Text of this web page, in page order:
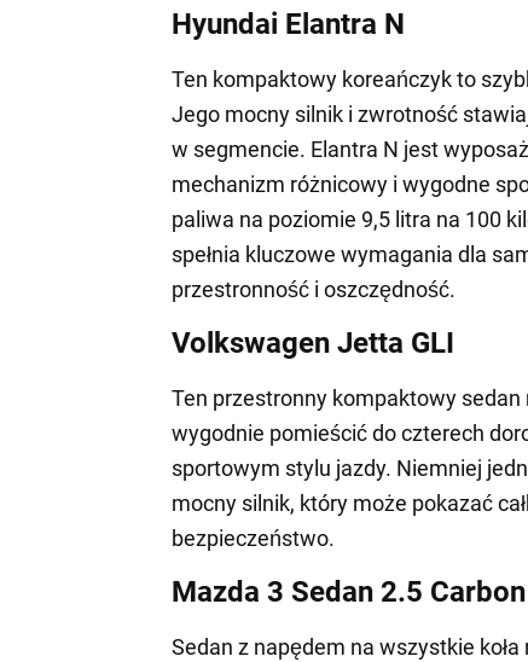
Hyundai Elantra N
Ten kompaktowy koreańczyk to
Jego mocny silnik i zwrotność
w segmencie. Elantra N jest
mechanizm różnicowy i wygodne
paliwa na poziomie 9,5 litra na 100
spełnia kluczowe wymagania dla
przestronność i oszczędność.
Volkswagen Jetta GLI
Ten przestronny kompaktowy
wygodnie pomieścić do czterech
sportowym stylu jazdy. Niemniej
mocny silnik, który może pokazać
bezpieczeństwo.
Mazda 3 Sedan 2.5
Sedan z napędem na wszystkie